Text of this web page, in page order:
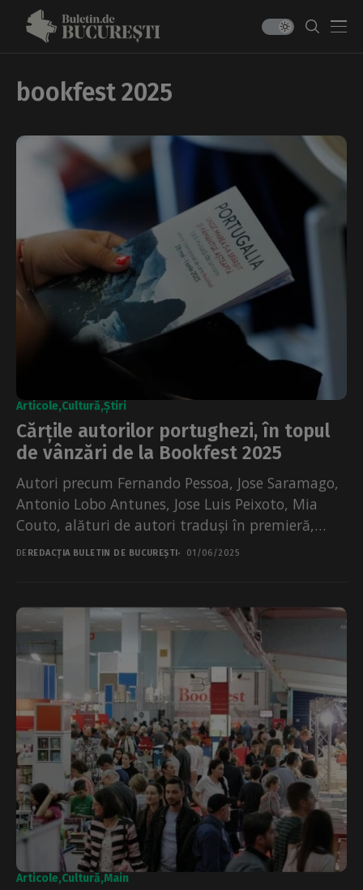
bookfest 2025
Articole Cultură Știri
Cărțile autorilor portughezi, în topul
de vânzări de la Bookfest 2025
Autori precum Fernando Pessoa, Jose Saramago,
Antonio Lobo Antunes, Jose Luis Peixoto, Mia
Couto, alături de autori traduși în premieră,
cum sunt David...
DE REDACȚIA BULETIN DE BUCUREȘTI 01/06/2025
Articole Cultură Main